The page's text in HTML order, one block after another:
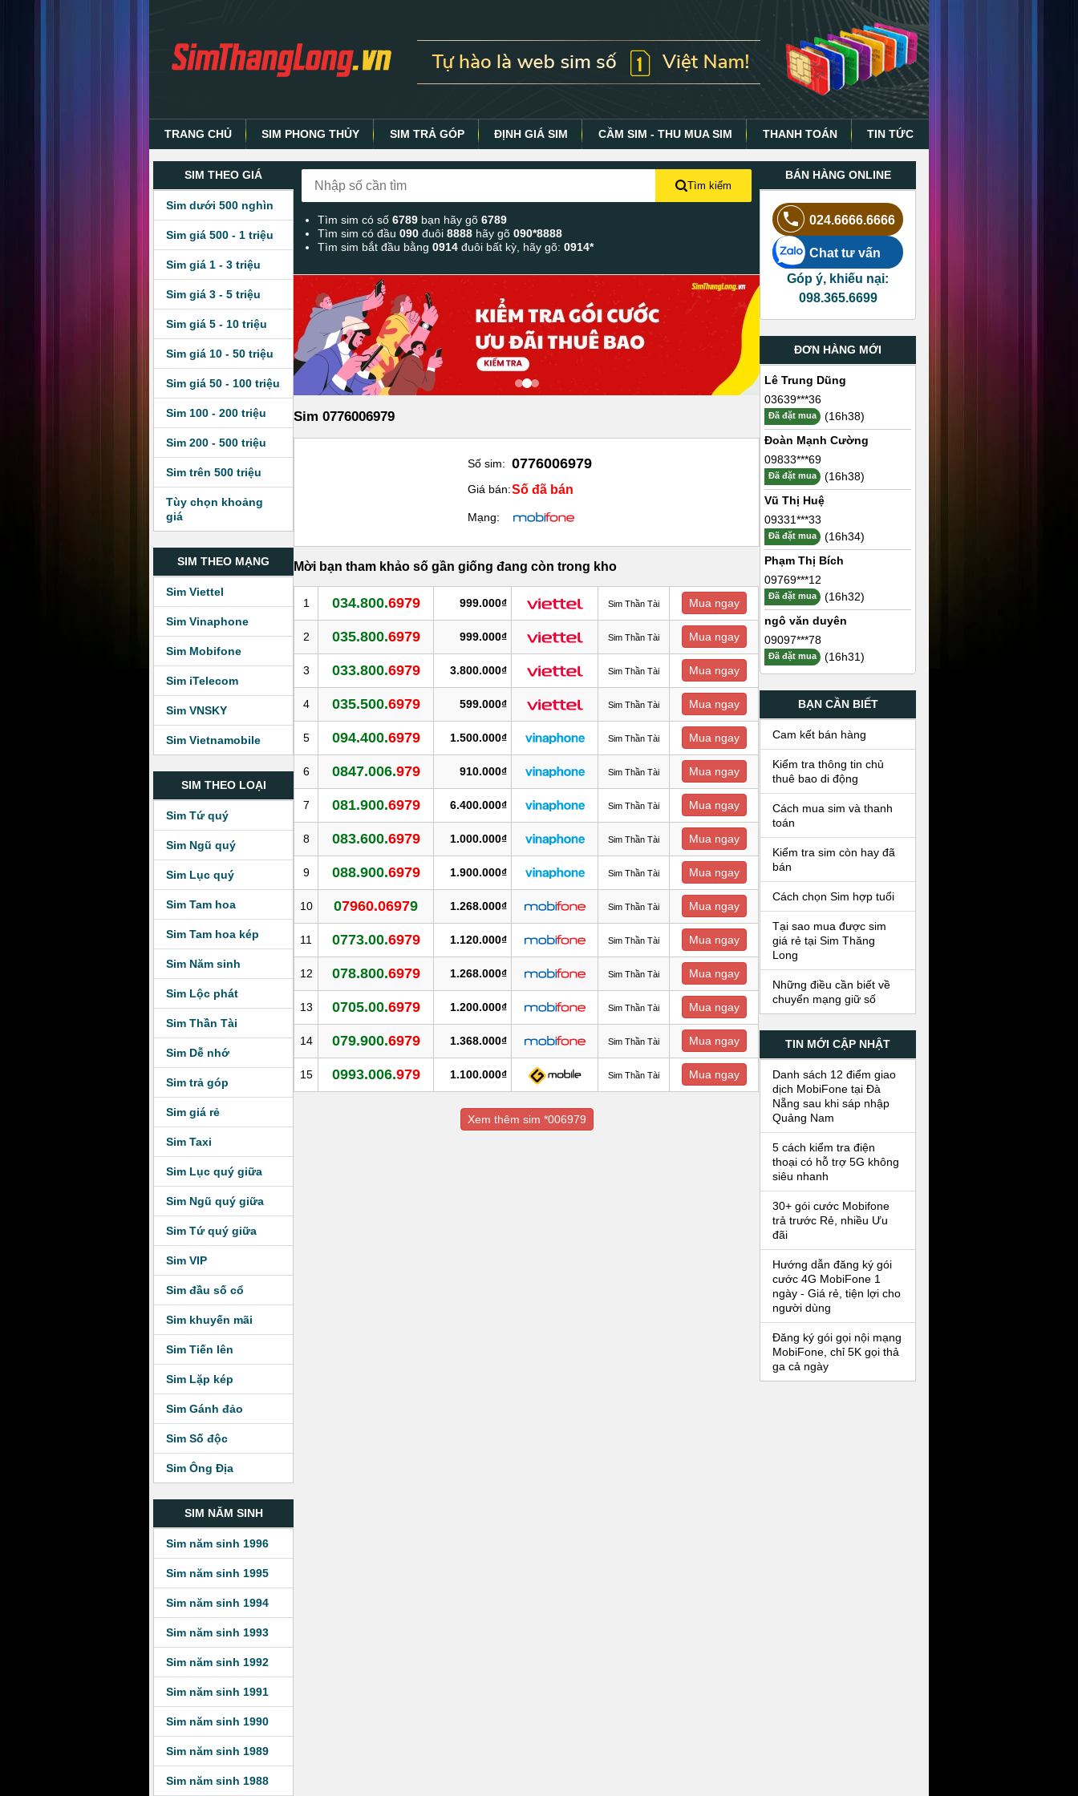
TRANG CHỦ SIM PHONG THỦY SIM TRẢ GÓP ĐỊNH GIÁ SIM CẦM SIM - THU MUA SIM THANH TOÁN TIN TỨC
SIM THEO GIÁ
Sim dưới 500 nghìn
Sim giá 500 - 1 triệu
Sim giá 1 - 3 triệu
Sim giá 3 - 5 triệu
Sim giá 5 - 10 triệu
Sim giá 10 - 50 triệu
Sim giá 50 - 100 triệu
Sim 100 - 200 triệu
Sim 200 - 500 triệu
Sim trên 500 triệu
Tùy chọn khoảng
giá
SIM THEO MẠNG
Sim Viettel
Sim Vinaphone
Sim Mobifone
Sim iTelecom
Sim VNSKY
Sim Vietnamobile
SIM THEO LOẠI
Sim Tứ quý
Sim Ngũ quý
Sim Lục quý
Sim Tam hoa
Sim Tam hoa kép
Sim Năm sinh
Sim Lộc phát
Sim Thần Tài
Sim Dễ nhớ
Sim trả góp
Sim giá rẻ
Sim Taxi
Sim Lục quý giữa
Sim Ngũ quý giữa
Sim Tứ quý giữa
Sim VIP
Sim đầu số cổ
Sim khuyến mãi
Sim Tiến lên
Sim Lặp kép
Sim Gánh đảo
Sim Số độc
Sim Ông Địa
SIM NĂM SINH
Sim năm sinh 1996
Sim năm sinh 1995
Sim năm sinh 1994
Sim năm sinh 1993
Sim năm sinh 1992
Sim năm sinh 1991
Sim năm sinh 1990
Sim năm sinh 1989
Sim năm sinh 1988
Tìm kiếm
Tìm sim có số6789 bạn hãy gõ6789
Tìm sim có đầu090đuôi8888 hãy gõ090*8888
Tìm sim bắt đầu bằng0914 đuôi bất kỳ, hãy gõ:0914*
Sim 0776006979
Số sim: 0776006979
Giá bán:Số đã bán
Mạng:
Mời bạn tham khảo số gần giống đang còn trong kho
1 034.800.6979 999.000₫ Sim Thần Tài Mua ngay
2 035.800.6979 999.000₫ Sim Thần Tài Mua ngay
3 033.800.6979 3.800.000₫ Sim Thần Tài Mua ngay
4 035.500.6979 599.000₫ Sim Thần Tài Mua ngay
5 094.400.6979 1.500.000₫ Sim Thần Tài Mua ngay
6 0847.006.979 910.000₫ Sim Thần Tài Mua ngay
7 081.900.6979 6.400.000₫ Sim Thần Tài Mua ngay
8 083.600.6979 1.000.000₫ Sim Thần Tài Mua ngay
9 088.900.6979 1.900.000₫ Sim Thần Tài Mua ngay
10 07960.06979 1.268.000₫ Sim Thần Tài Mua ngay
11 0773.00.6979 1.120.000₫ Sim Thần Tài Mua ngay
12 078.800.6979 1.268.000₫ Sim Thần Tài Mua ngay
13 0705.00.6979 1.200.000₫ Sim Thần Tài Mua ngay
14 079.900.6979 1.368.000₫ Sim Thần Tài Mua ngay
15 0993.006.979 1.100.000₫ Sim Thần Tài Mua ngay
Xem thêm sim *006979
BÁN HÀNG ONLINE
024.6666.6666
Chat tư vấn
Góp ý, khiếu nại:
098.365.6699
ĐƠN HÀNG MỚI
Lê Trung Dũng
03639***36
Đã đặt mua
(16h38)
Đoàn Mạnh Cường
09833***69
Đã đặt mua
(16h38)
Vũ Thị Huệ
09331***33
Đã đặt mua
(16h34)
Phạm Thị Bích
09769***12
Đã đặt mua
(16h32)
ngô văn duyên
09097***78
Đã đặt mua (16h31)
BẠN CẦN BIẾT
Cam kết bán hàng
Kiểm tra thông tin chủ
thuê bao di động
Cách mua sim và thanh
toán
Kiểm tra sim còn hay đã
bán
Cách chọn Sim hợp tuổi
Tại sao mua được sim
giá rẻ tại Sim Thăng
Long
Những điều cần biết về
chuyển mạng giữ số
TIN MỚI CẬP NHẬT
Danh sách 12 điểm giao
dịch MobiFone tại Đà
Nẵng sau khi sáp nhập
Quảng Nam
5 cách kiểm tra điện
thoại có hỗ trợ 5G không
siêu nhanh
30+ gói cước Mobifone
trả trước Rẻ, nhiều Ưu
đãi
Hướng dẫn đăng ký gói
cước 4G MobiFone 1
ngày - Giá rẻ, tiện lợi cho
người dùng
Đăng ký gói gọi nội mạng
MobiFone, chỉ 5K gọi thả
ga cả ngày